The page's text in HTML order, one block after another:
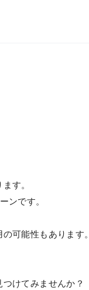
す。
ンです。
可能性もあります。
けてみませんか？